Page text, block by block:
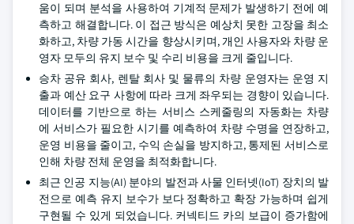
움이 되며 분석을 사용하여 기계적 문제가 발생하기 전에 예
측하고 해결합니다. 이 접근 방식은 예상치 못한 고장을 최소
화하고, 차량 가동 시간을 향상시키며, 개인 사용자와 차량 운
영자 모두의 유지 보수 및 수리 비용을 크게 줄입니다.
승차 공유 회사, 렌탈 회사 및 물류의 차량 운영자는 운영 지
출과 예산 요구 사항에 따라 크게 좌우되는 경향이 있습니다.
데이터를 기반으로 하는 서비스 스케줄링의 자동화는 차량
에 서비스가 필요한 시기를 예측하여 차량 수명을 연장하고,
운영 비용을 줄이고, 수익 손실을 방지하고, 통제된 서비스로
인해 차량 전체 운영을 최적화합니다.
최근 인공 지능(AI) 분야의 발전과 사물 인터넷(IoT) 장치의 발
전으로 예측 유지 보수가 보다 정확하고 확장 가능하며 쉽게
구현될 수 있게 되었습니다. 커넥티드 카의 보급이 증가함에